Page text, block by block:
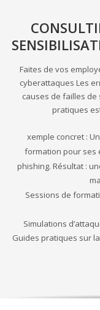
Faites de vos
cyberattaques Les
causes de failles de
pratiques
xemple concret :
formation pour ses
phishing. Résultat :
Sessions de
Simulations
Guides pratiques sur